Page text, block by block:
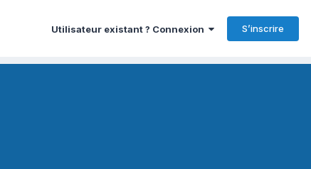
Utilisateur existant ? Connexion S’inscrire